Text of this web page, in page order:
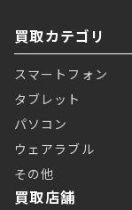
買取カテゴリ
スマートフォン
タブレット
パソコン
ウェアラブル
その他
買取店舗